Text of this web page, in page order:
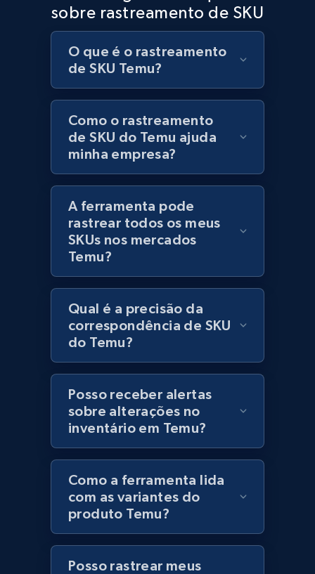
Currency, Discount, Initial price, and more.
1.1K+ 149+ Comece agora
Best Buy products - Collect data on
products using specified keywords
URL, Product id, Title, Images, Final price,
Currency, Discount, Initial price, and more.
1.1K+ 149+ Comece agora
URL, Title, Rating, Reviews, Initial price, Final
price, Currency, Stock, and more.
Lazada - Products - Discover products by
keyword
URL, Title, Rating, Reviews, Initial price, Final
price, Currency, Stock, and more.
991+ 165+
sobre rastreamento de SKU
O que é o rastreamento
de SKU Temu?
Como o rastreamento
de SKU do Temu ajuda
minha empresa?
A ferramenta pode
rastrear todos os meus
SKUs nos mercados
Temu?
Qual é a precisão da
correspondência de SKU
do Temu?
Posso receber alertas
sobre alterações no
inventário em Temu?
Como a ferramenta lida
com as variantes do
produto Temu?
Posso rastrear meus